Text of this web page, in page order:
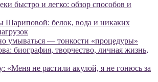
быстро и легко: обзор способов и
Шариповой: белок, вода и никаких
умываться — тонкости «процедуры»
биография, творчество, личная жизнь,
«Меня не растили акулой, я не гонюсь за